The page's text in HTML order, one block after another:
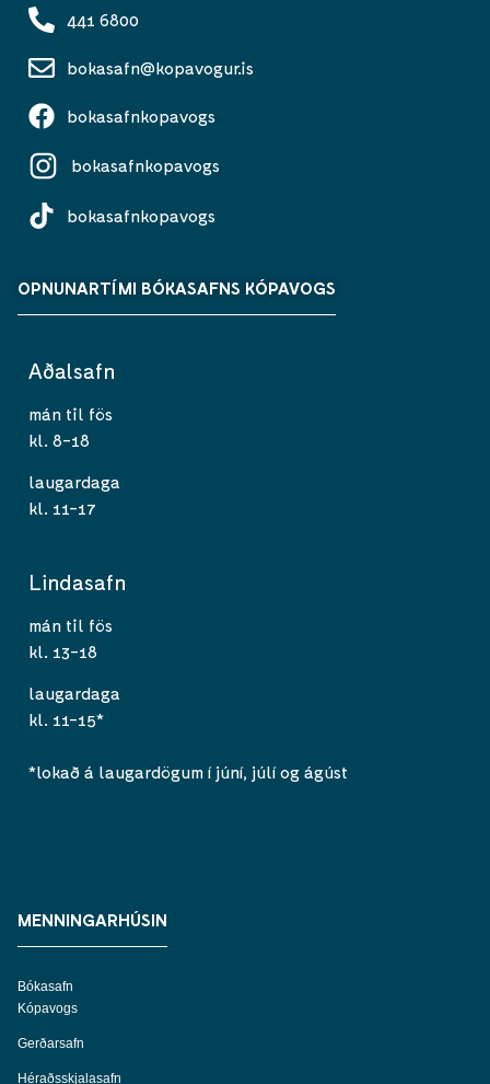
441 6800
bokasafn@kopavogur.is
bokasafnkopavogs
bokasafnkopavogs
bokasafnkopavogs
OPNUNARTÍMI BÓKASAFNS KÓPAVOGS
Aðalsafn
mán til fös
kl. 8-18
laugardaga
kl. 11-17
Lindasafn
mán til fös
kl. 13-18
laugardaga
kl. 11-15*
*lokað á laugardögum í júní, júlí og ágúst
MENNINGARHÚSIN
Bókasafn
Kópavogs
Gerðarsafn
Héraðsskjalasafn